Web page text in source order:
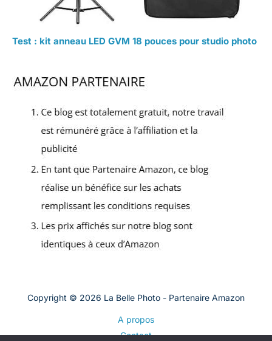
Test : kit anneau LED GVM 18 pouces pour studio photo
Copyright © 2026 La Belle Photo - Partenaire Amazon
A propos
Contact